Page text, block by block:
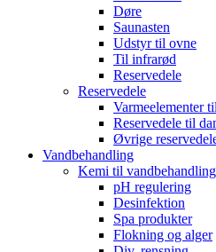
Døre
Saunasten
Udstyr til ovne
Til infrarød
Reservedele
Reservedele
Varmeelementer
Reservedele til
Øvrige
Vandbehandling
Kemi til vandbehandling
pH regulering
Desinfektion
Spa produkter
Flokning og alger